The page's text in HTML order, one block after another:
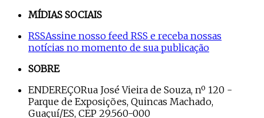
MÍDIAS SOCIAIS
RSSAssine nosso feed RSS e receba nossas
notícias no momento de sua publicação
SOBRE
ENDEREÇORua José Vieira de Souza, nº 120 -
Parque de Exposições, Quincas Machado,
Guaçuí/ES, CEP 29.560-000